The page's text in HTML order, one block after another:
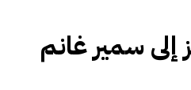
إلى سمير غانم